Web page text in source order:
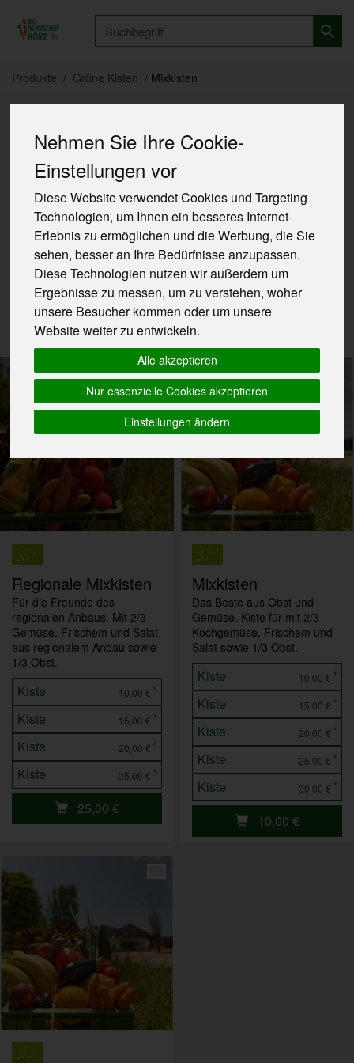
Nehmen Sie Ihre Cookie-
Einstellungen vor
Diese Website verwendet Cookies und Targeting
Technologien, um Ihnen ein besseres Internet-
Erlebnis zu ermöglichen und die Werbung, die Sie
sehen, besser an Ihre Bedürfnisse anzupassen.
Diese Technologien nutzen wir außerdem um
Ergebnisse zu messen, um zu verstehen, woher
unsere Besucher kommen oder um unsere
Website weiter zu entwickeln.
Alle akzeptieren
Nur essenzielle Cookies akzeptieren
Einstellungen ändern
Produkte Grüne Kisten Mixkisten
Mixkisten
Allergene
Regionale Mixkisten
Für die Freunde des
regionalen Anbaus. Mit 2/3
Gemüse, Frischem und Salat
aus regionalem Anbau sowie
1/3 Obst.
Kiste 10,00 € *
Kiste 15,00 € *
Kiste 20,00 € *
Kiste 25,00 € *
25,00 €
Mixkisten
Das Beste aus Obst und
Gemüse. Kiste für mit 2/3
Kochgemüse, Frischem und
Salat sowie 1/3 Obst.
Kiste 10,00 € *
Kiste 15,00 € *
Kiste 20,00 € *
Kiste 25,00 € *
Kiste 30,00 € *
10,00 €